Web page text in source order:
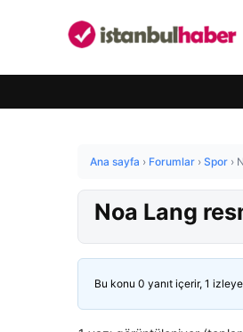
Ana sayfa › Forumlar › Spor ›
Noa Lang
Bu konu 0 yanıt içerir, 1